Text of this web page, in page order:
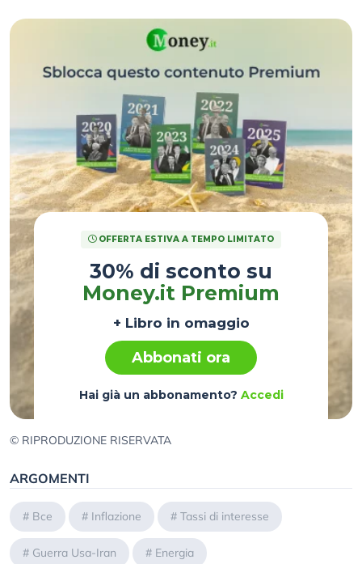
OFFERTA ESTIVA A TEMPO LIMITATO
30% di sconto su
Money.it Premium
+ Libro in omaggio
Abbonati ora
Hai già un abbonamento? Accedi
© RIPRODUZIONE RISERVATA
ARGOMENTI
# Bce # Inflazione # Tassi di interesse
# Guerra Usa-Iran # Energia